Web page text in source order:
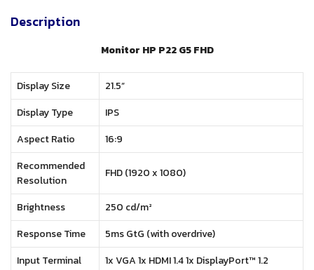
Description
Monitor HP P22 G5 FHD
Display Size
21.5”
Display Type
IPS
Aspect Ratio
16:9
Recommended
Resolution
FHD (1920 x 1080)
Brightness
250 cd/m²
Response Time
5ms GtG (with overdrive)
Input Terminal
1x VGA 1x HDMI 1.4 1x DisplayPort™ 1.2